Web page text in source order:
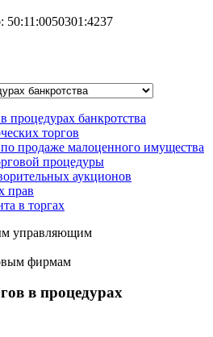
50:11:0050301:4237
процедурах банкротства
торгов
продаже малоценного имущества
процедуры
аукционов
прав
в торгах
управляющим
фирмам
в процедурах